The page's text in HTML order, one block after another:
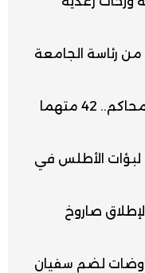
رئاسة الجامعة
أحداث الفنيدق تصل إلى المحاكم.. 42 متهما
لبؤات الأطلس في
صاروخ
لضم سفيان